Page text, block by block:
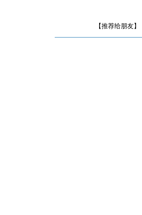
【推荐给朋友】